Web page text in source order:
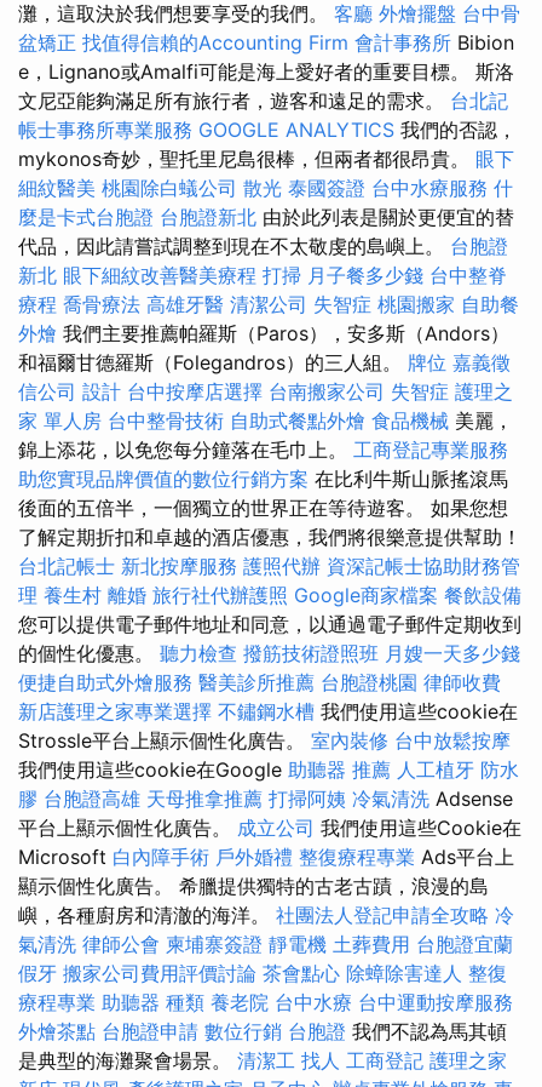
灘，這取決於我們想要享受的我們。 客廳 外燴擺盤 台中骨
盆矯正 找值得信賴的Accounting Firm 會計事務所 Bibion​​
e，Lignano或Amalfi可能是海上愛好者的重要目標。 斯洛
文尼亞能夠滿足所有旅行者，遊客和遠足的需求。 台北記
帳士事務所專業服務 GOOGLE ANALYTICS 我們的否認，
mykonos奇妙，聖托里尼島很棒，但兩者都很昂貴。 眼下
細紋醫美 桃園除白蟻公司 散光 泰國簽證 台中水療服務 什
麼是卡式台胞證 台胞證新北 由於此列表是關於更便宜的替
代品，因此請嘗試調整到現在不太敬虔的島嶼上。 台胞證
新北 眼下細紋改善醫美療程 打掃 月子餐多少錢 台中整脊
療程 喬骨療法 高雄牙醫 清潔公司 失智症 桃園搬家 自助餐
外燴 我們主要推薦帕羅斯（Paros），安多斯（Andors）
和福爾甘德羅斯（Folegandros）的三人組。 牌位 嘉義徵
信公司 設計 台中按摩店選擇 台南搬家公司 失智症 護理之
家 單人房 台中整骨技術 自助式餐點外燴 食品機械 美麗，
錦上添花，以免您每分鐘落在毛巾上。 工商登記專業服務
助您實現品牌價值的數位行銷方案 在比利牛斯山脈搖滾馬
後面的五倍半，一個獨立的世界正在等待遊客。 如果您想
了解定期折扣和卓越的酒店優惠，我們將很樂意提供幫助！
台北記帳士 新北按摩服務 護照代辦 資深記帳士協助財務管
理 養生村 離婚 旅行社代辦護照 Google商家檔案 餐飲設備
您可以提供電子郵件地址和同意，以通過電子郵件定期收到
的個性化優惠。 聽力檢查 撥筋技術證照班 月嫂一天多少錢
便捷自助式外燴服務 醫美診所推薦 台胞證桃園 律師收費
新店護理之家專業選擇 不鏽鋼水槽 我們使用這些cookie在
Strossle平台上顯示個性化廣告。 室內裝修 台中放鬆按摩
我們使用這些cookie在Google 助聽器 推薦 人工植牙 防水
膠 台胞證高雄 天母推拿推薦 打掃阿姨 冷氣清洗 Adsense
平台上顯示個性化廣告。 成立公司 我們使用這些Cookie在
Microsoft 白內障手術 戶外婚禮 整復療程專業 Ads平台上
顯示個性化廣告。 希臘提供獨特的古老古蹟，浪漫的島
嶼，各種廚房和清澈的海洋。 社團法人登記申請全攻略 冷
氣清洗 律師公會 柬埔寨簽證 靜電機 土葬費用 台胞證宜蘭
假牙 搬家公司費用評價討論 茶會點心 除蟑除害達人 整復
療程專業 助聽器 種類 養老院 台中水療 台中運動按摩服務
外燴茶點 台胞證申請 數位行銷 台胞證 我們不認為馬其頓
是典型的海灘聚會場景。 清潔工 找人 工商登記 護理之家